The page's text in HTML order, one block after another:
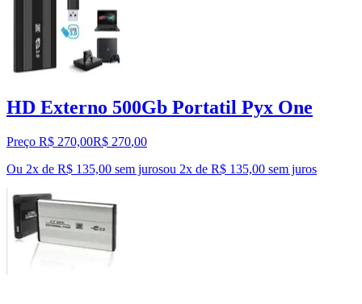
HD Externo 500Gb Portatil Pyx One
Preço R$ 270,00R$ 270,00
Ou 2x de R$ 135,00 sem jurosou 2x de R$ 135,00 sem juros